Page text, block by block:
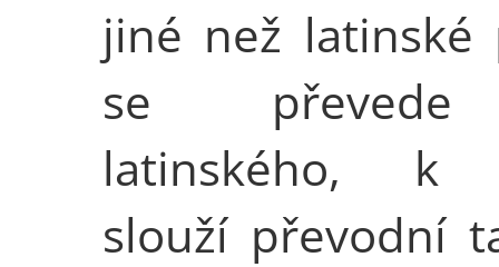
jiné než latinské
se
latinského, k
slouží převodní